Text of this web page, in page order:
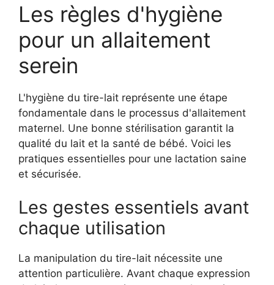
Les règles d'hygiène
pour un allaitement
serein
L'hygiène du tire-lait représente une étape
fondamentale dans le processus d'allaitement
maternel. Une bonne stérilisation garantit la
qualité du lait et la santé de bébé. Voici les
pratiques essentielles pour une lactation saine
et sécurisée.
Les gestes essentiels avant
chaque utilisation
La manipulation du tire-lait nécessite une
attention particulière. Avant chaque expression